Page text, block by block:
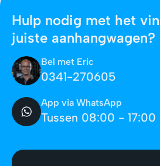
Hulp nodig met het
juiste aanhangwagen?
Bel met Eric
0341-270605
App via WhatsApp
Tussen 08:00 - 17:00